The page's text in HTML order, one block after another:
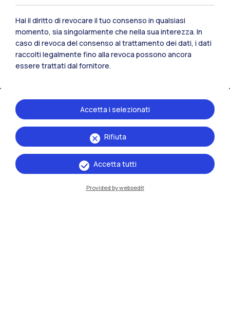
Milano Leonardo
Milano Bovisa
Cremona
Hai il diritto di revocare il tuo consenso in qualsiasi
momento, sia singolarmente che nella sua interezza. In
caso di revoca del consenso al trattamento dei dati, i dati
raccolti legalmente fino alla revoca possono ancora
essere trattati dal fornitore.
Rifiuta
Accetta i selezionati
Accetta tutti
Provided by websedit